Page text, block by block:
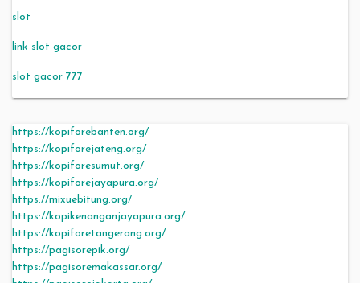
slot
link slot gacor
slot gacor 777
https://kopiforebanten.org/
https://kopiforejateng.org/
https://kopiforesumut.org/
https://kopiforejayapura.org/
https://mixuebitung.org/
https://kopikenanganjayapura.org/
https://kopiforetangerang.org/
https://pagisorepik.org/
https://pagisoremakassar.org/